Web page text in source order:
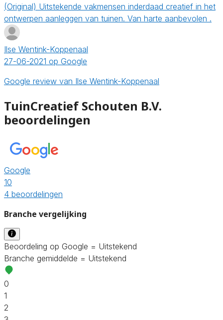
(Original) Uitstekende vakmensen inderdaad creatief in het
ontwerpen aanleggen van tuinen. Van harte aanbevolen .
Ilse Wentink-Koppenaal
27-06-2021 op Google
Google review van Ilse Wentink-Koppenaal
TuinCreatief Schouten B.V.
beoordelingen
Google
10
4 beoordelingen
Branche vergelijking
Beoordeling op Google = Uitstekend
Branche gemiddelde = Uitstekend
0
1
2